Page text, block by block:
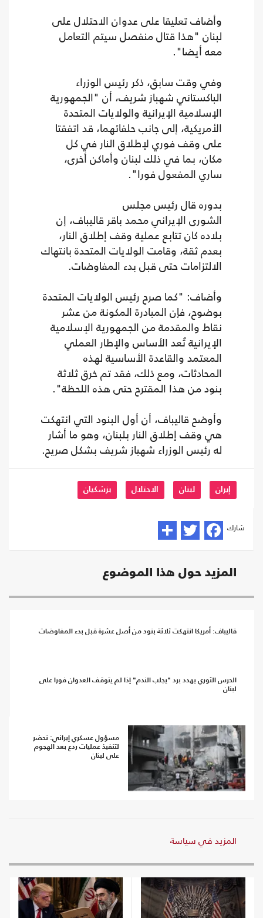
وأضاف تعليقا على عدوان الاحتلال على
لبنان "هذا قتال منفصل سيتم التعامل
معه أيضا".
وفي وقت سابق، ذكر رئيس الوزراء
الباكستاني شهباز شريف، أن "الجمهورية
الإسلامية الإيرانية والولايات المتحدة
الأمريكية، إلى جانب حلفائهما، قد اتفقتا
على وقف فوري لإطلاق النار في كل
مكان، بما في ذلك لبنان وأماكن أخرى،
ساري المفعول فورا".
بدوره قال رئيس مجلس
الشورى الإيراني محمد باقر قاليباف، إن
بلاده كان تتابع عملية وقف إطلاق النار،
بعدم ثقة، وقامت الولايات المتحدة بانتهاك
الالتزامات حتى قبل بدء المفاوضات.
وأضاف: "كما صرح رئيس الولايات المتحدة
بوضوح، فإن المبادرة المكونة من عشر
نقاط والمقدمة من الجمهورية الإسلامية
الإيرانية تُعد الأساس والإطار العملي
المعتمد والقاعدة الأساسية لهذه
المحادثات، ومع ذلك، فقد تم خرق ثلاثة
بنود من هذا المقترح حتى هذه اللحظة".
وأوضح قاليباف، أن أول البنود التي انتهكت
هي وقف إطلاق النار بلبنان، وهو ما أشار
له رئيس الوزراء شهباز شريف بشكل صريح.
إيران لبنان الاحتلال بزشكيان
شارك
المزيد حول هذا الموضوع
قاليباف: أمريكا انتهكت ثلاثة بنود من أصل عشرة قبل بدء المفاوضات
الحرس الثوري يهدد برد "يجلب الندم" إذا لم يتوقف العدوان فورا على
لبنان
مسؤول عسكري إيراني: نحضر
لتنفيذ عمليات ردع بعد الهجوم
على لبنان
المزيد في سياسة